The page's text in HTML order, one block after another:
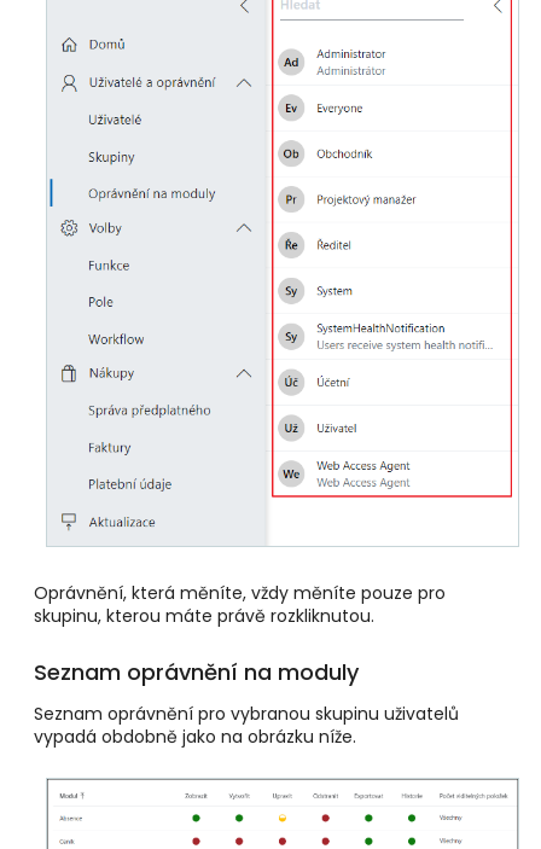
Oprávnění, která měníte, vždy měníte pouze pro
skupinu, kterou máte právě rozkliknutou.
Seznam oprávnění na moduly
Seznam oprávnění pro vybranou skupinu uživatelů
vypadá obdobně jako na obrázku níže.